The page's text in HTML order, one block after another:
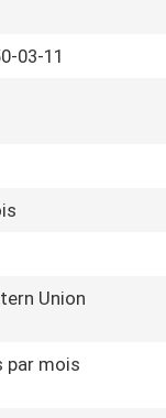
03-11
Union
par mois